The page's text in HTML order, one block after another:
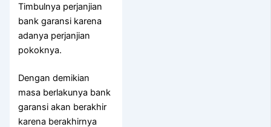
Timbulnya perjanjian
bank garansi karena
adanya perjanjian
pokoknya.
Dengan demikian
masa berlakunya bank
garansi akan berakhir
karena berakhirnya